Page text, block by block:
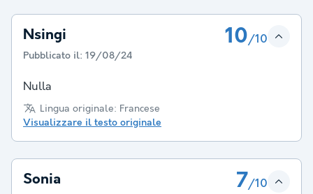
Nsingi 10/10
Pubblicato il: 19/08/24
Nulla
Lingua originale: Francese
Visualizzare il testo originale
Sonia 7/10